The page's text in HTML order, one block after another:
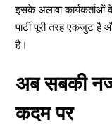
इसके अलावा
पार्टी पूरी तरह एकजुट है
है।
अब सबकी
कदम पर